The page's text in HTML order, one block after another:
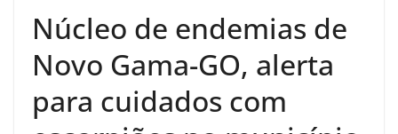
Núcleo de endemias de
Novo Gama-GO, alerta
para cuidados com